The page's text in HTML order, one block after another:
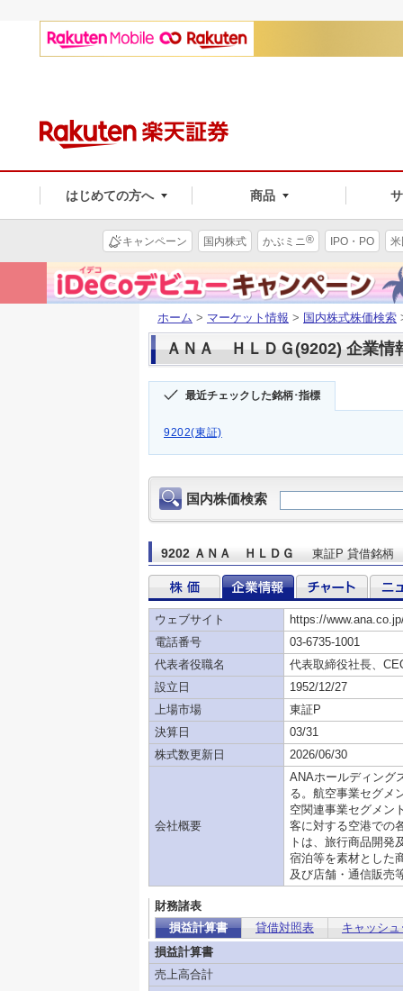
はじめての方へ 商品
キャンペーン 国内株式 かぶミニ® IPO・PO
ホーム > マーケット情報 > 国内株式株価検索
ＡＮＡ ＨＬＤＧ(9202) 企業情
最近チェックした銘柄･指標
9202(東証)